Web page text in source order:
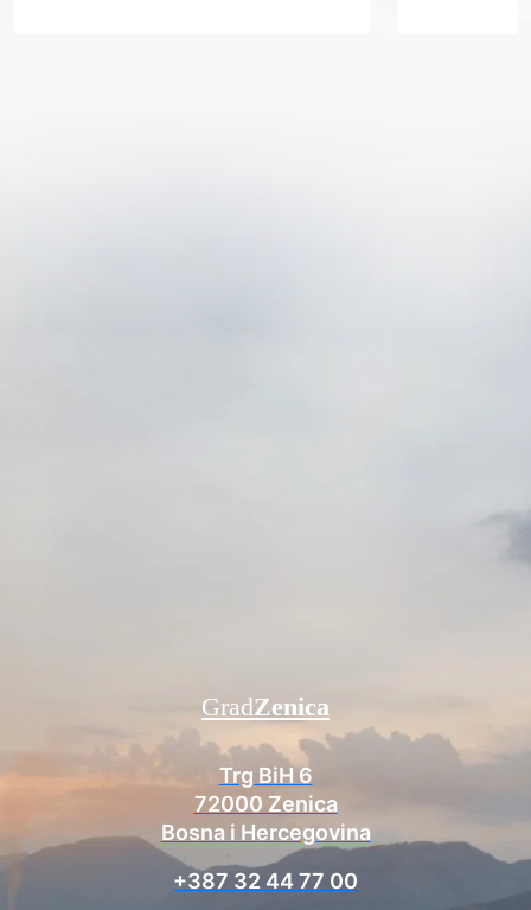
Trg BiH 6
72000 Zenica
Bosna i Hercegovina
+387 32 44 77 00
GradZenica